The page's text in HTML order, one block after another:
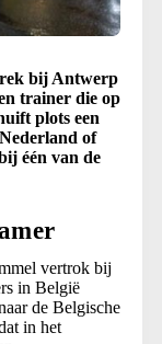
bij Antwerp
trainer die op
plots een
of
één van de
vertrok bij
in België
de Belgische
in het